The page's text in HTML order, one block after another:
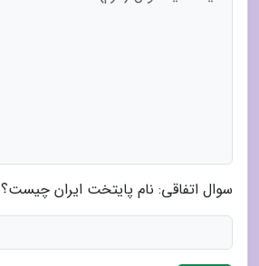
سوال اتفاقی: نام پایتخت ایران چیست؟